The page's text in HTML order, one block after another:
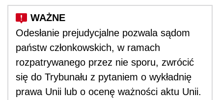
Odesłanie prejudycjalne pozwala sądom
państw członkowskich, w ramach
rozpatrywanego przez nie sporu, zwrócić
się do Trybunału z pytaniem o wykładnię
prawa Unii lub o ocenę ważności aktu Unii.